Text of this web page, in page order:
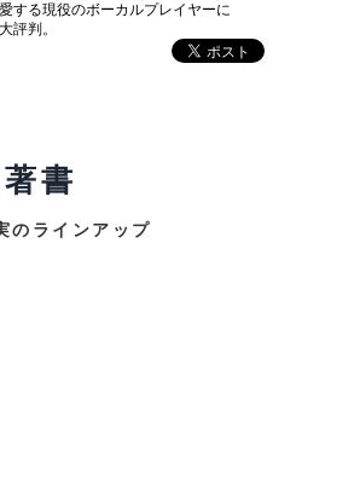
する現役のボーカルプレイヤーに
評判。
書
のラインアップ